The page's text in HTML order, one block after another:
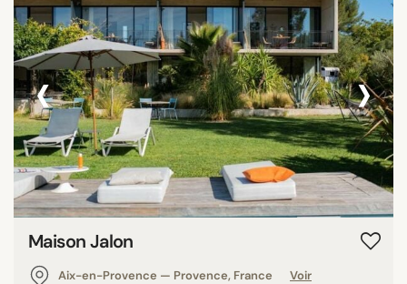
‹ ›
Maison Jalon
Aix-en-Provence — Provence, France
Voir